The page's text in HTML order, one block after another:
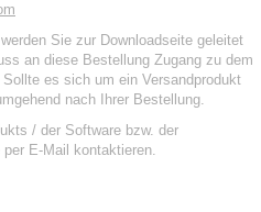
Sie zur Downloadseite geleitet
an diese Bestellung Zugang zu dem
es sich um ein Versandprodukt
nach Ihrer Bestellung.
/ der Software bzw. der
E-Mail kontaktieren.